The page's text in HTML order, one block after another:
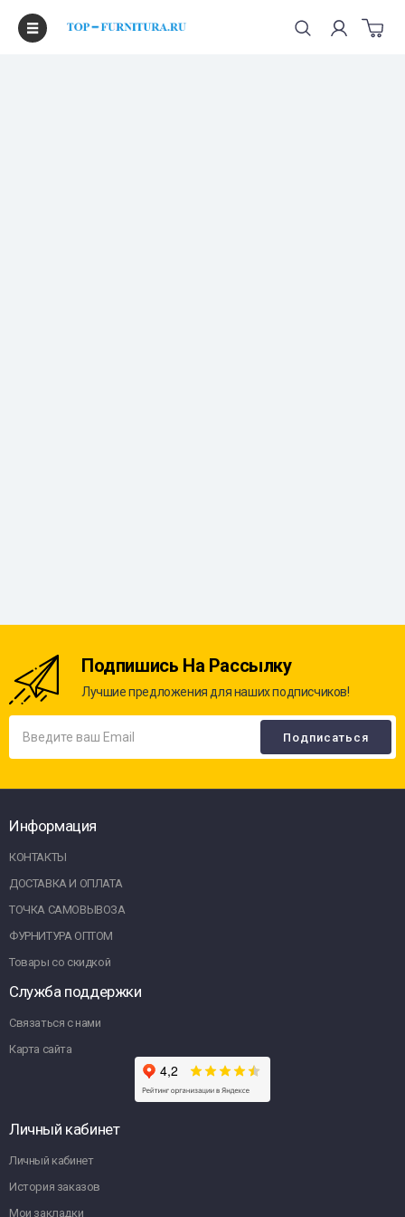
Подпишись На Рассылку
Лучшие предложения для наших подписчиков!
Информация
КОНТАКТЫ
ДОСТАВКА И ОПЛАТА
ТОЧКА САМОВЫВОЗА
ФУРНИТУРА ОПТОМ
Товары со скидкой
Служба поддержки
Связаться с нами
Карта сайта
Личный кабинет
Личный кабинет
История заказов
Мои закладки